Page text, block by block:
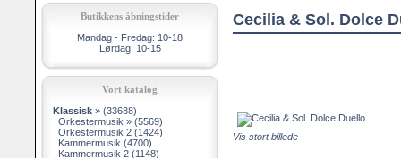
Butikkens åbningstider
Mandag - Fredag: 10-18
Lørdag: 10-15
Vort katalog
Klassisk » (33688)
Orkestermusik » (5569)
Orkestermusik 2 (1424)
Kammermusik (4700)
Kammermusik 2 (1148)
Cecilia & Sol. Dolce
Vis stort billede